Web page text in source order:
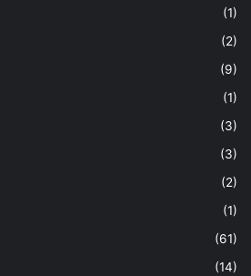
(1)
(2)
(9)
(1)
(3)
(3)
(2)
(1)
(61)
(14)